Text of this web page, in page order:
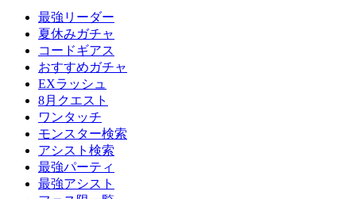
最強リーダー
夏休みガチャ
コードギアス
おすすめガチャ
EXラッシュ
8月クエスト
ワンタッチ
モンスター検索
アシスト検索
最強パーティ
最強アシスト